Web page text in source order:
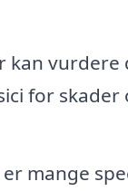
kan vurdere
for skader
er mange